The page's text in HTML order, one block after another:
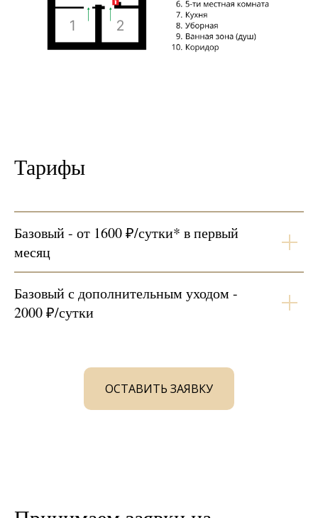
Тарифы
Базовый - от 1600 ₽/сутки* в первый
месяц
Базовый с дополнительным уходом -
2000 ₽/сутки
ОСТАВИТЬ ЗАЯВКУ